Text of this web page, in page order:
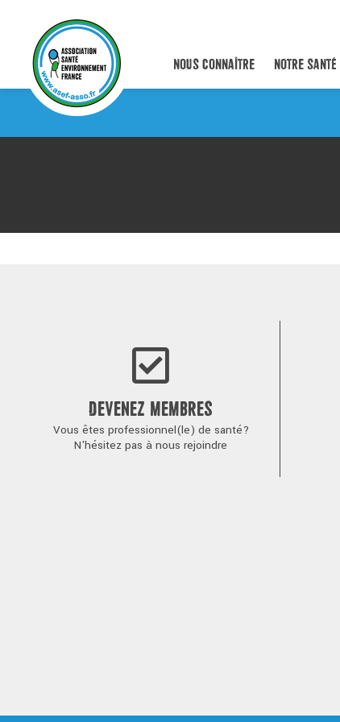
NOUS CONNAÎTRE NOTRE SANTÉ
DEVENEZ MEMBRES
Vous êtes professionnel(le) de santé?
N'hésitez pas à nous rejoindre